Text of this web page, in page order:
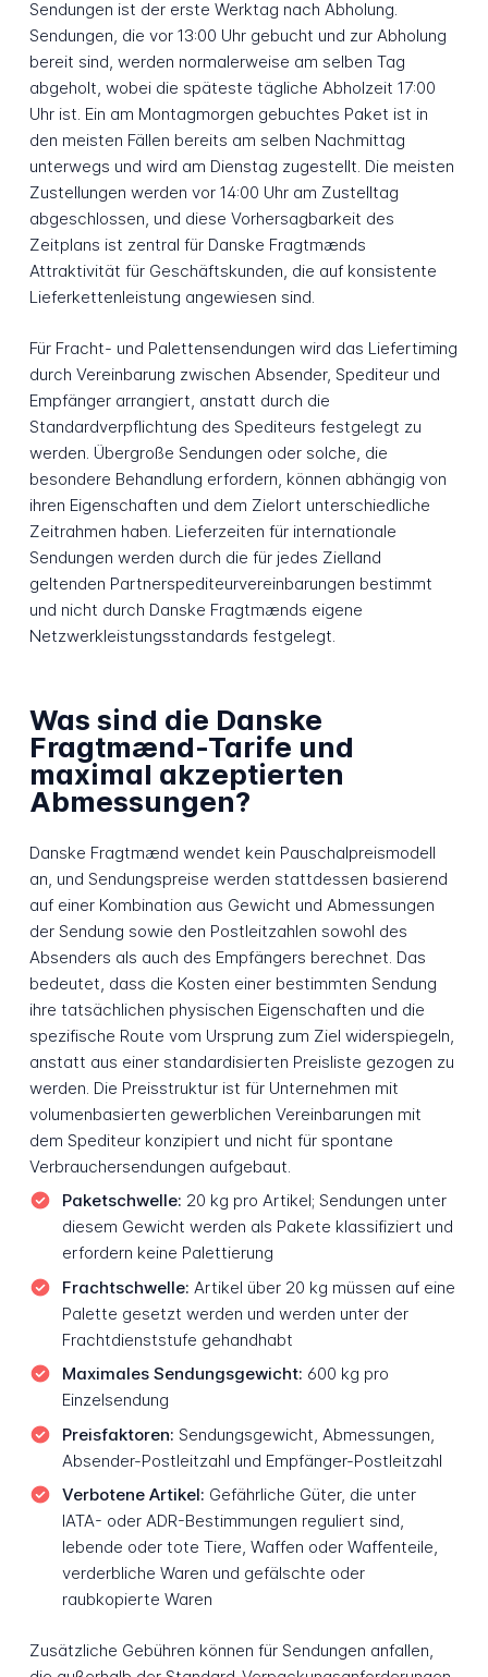
Sendungen ist der erste Werktag nach Abholung.
Sendungen, die vor 13:00 Uhr gebucht und zur Abholung
bereit sind, werden normalerweise am selben Tag
abgeholt, wobei die späteste tägliche Abholzeit 17:00
Uhr ist. Ein am Montagmorgen gebuchtes Paket ist in
den meisten Fällen bereits am selben Nachmittag
unterwegs und wird am Dienstag zugestellt. Die meisten
Zustellungen werden vor 14:00 Uhr am Zustelltag
abgeschlossen, und diese Vorhersagbarkeit des
Zeitplans ist zentral für Danske Fragtmænds
Attraktivität für Geschäftskunden, die auf konsistente
Lieferkettenleistung angewiesen sind.
Für Fracht- und Palettensendungen wird das Liefertiming
durch Vereinbarung zwischen Absender, Spediteur und
Empfänger arrangiert, anstatt durch die
Standardverpflichtung des Spediteurs festgelegt zu
werden. Übergroße Sendungen oder solche, die
besondere Behandlung erfordern, können abhängig von
ihren Eigenschaften und dem Zielort unterschiedliche
Zeitrahmen haben. Lieferzeiten für internationale
Sendungen werden durch die für jedes Zielland
geltenden Partnerspediteurvereinbarungen bestimmt
und nicht durch Danske Fragtmænds eigene
Netzwerkleistungsstandards festgelegt.
Was sind die Danske
Fragtmænd-Tarife und
maximal akzeptierten
Abmessungen?
Danske Fragtmænd wendet kein Pauschalpreismodell
an, und Sendungspreise werden stattdessen basierend
auf einer Kombination aus Gewicht und Abmessungen
der Sendung sowie den Postleitzahlen sowohl des
Absenders als auch des Empfängers berechnet. Das
bedeutet, dass die Kosten einer bestimmten Sendung
ihre tatsächlichen physischen Eigenschaften und die
spezifische Route vom Ursprung zum Ziel widerspiegeln,
anstatt aus einer standardisierten Preisliste gezogen zu
werden. Die Preisstruktur ist für Unternehmen mit
volumenbasierten gewerblichen Vereinbarungen mit
dem Spediteur konzipiert und nicht für spontane
Verbrauchersendungen aufgebaut.
Paketschwelle: 20 kg pro Artikel; Sendungen unter
diesem Gewicht werden als Pakete klassifiziert und
erfordern keine Palettierung
Frachtschwelle: Artikel über 20 kg müssen auf eine
Palette gesetzt werden und werden unter der
Frachtdienststufe gehandhabt
Maximales Sendungsgewicht: 600 kg pro
Einzelsendung
Preisfaktoren: Sendungsgewicht, Abmessungen,
Absender-Postleitzahl und Empfänger-Postleitzahl
Verbotene Artikel: Gefährliche Güter, die unter
IATA- oder ADR-Bestimmungen reguliert sind,
lebende oder tote Tiere, Waffen oder Waffenteile,
verderbliche Waren und gefälschte oder
raubkopierte Waren
Zusätzliche Gebühren können für Sendungen anfallen,